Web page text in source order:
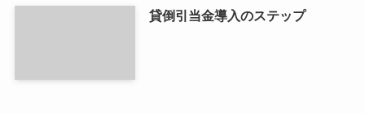
貸倒引当金導入のステップ